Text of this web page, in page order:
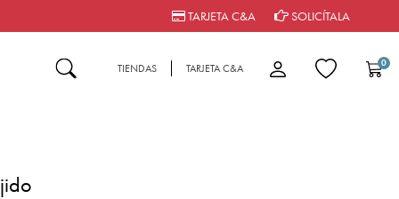
TARJETA C&A SOLICÍTALA
TIENDAS TARJETA C&A 0